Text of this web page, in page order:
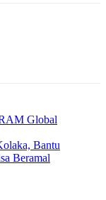
Global
Bantu
Beramal